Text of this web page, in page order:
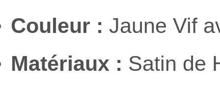
Couleur : Jaune Vif
Matériaux : Satin de